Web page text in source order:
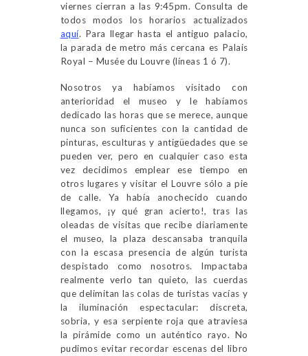
viernes cierran a las 9:45pm. Consulta de
todos modos los horarios actualizados
aquí. Para llegar hasta el antiguo palacio,
la parada de metro más cercana es Palais
Royal – Musée du Louvre (líneas 1 ó 7).
Nosotros ya habíamos visitado con
anterioridad el museo y le habíamos
dedicado las horas que se merece, aunque
nunca son suficientes con la cantidad de
pinturas, esculturas y antigüedades que se
pueden ver, pero en cualquier caso esta
vez decidimos emplear ese tiempo en
otros lugares y visitar el Louvre sólo a pie
de calle. Ya había anochecido cuando
llegamos, ¡y qué gran acierto!, tras las
oleadas de visitas que recibe diariamente
el museo, la plaza descansaba tranquila
con la escasa presencia de algún turista
despistado como nosotros. Impactaba
realmente verlo tan quieto, las cuerdas
que delimitan las colas de turistas vacías y
la iluminación espectacular: discreta,
sobria, y esa serpiente roja que atraviesa
la pirámide como un auténtico rayo. No
pudimos evitar recordar escenas del libro